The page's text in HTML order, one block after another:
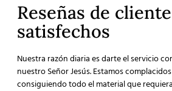
Reseñas de
satisfechos
Nuestra razón diaria es darte el servicio
nuestro Señor Jesús. Estamos
consiguiendo todo el material que